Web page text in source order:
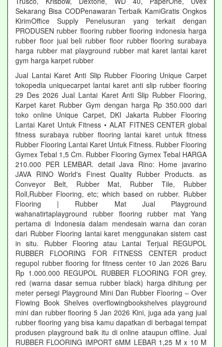
Sekarang Bisa CODPenawaran Terbaik KamiGratis Ongkos
KirimOffice Supply Penelusuran yang terkait dengan
PRODUSEN rubber flooring rubber flooring indonesia harga
rubber floor jual beli rubber floor rubber flooring surabaya
harga rubber mat playground rubber mat karet lantai karet
gym harga karpet rubber
Jual Lantai Karet Anti Slip Rubber Flooring Unique Carpet
tokopedia uniquecarpet lantai karet anti slip rubber flooring
29 Des 2026 Jual Lantai Karet Anti Slip Rubber Flooring,
Karpet karet Rubber Gym dengan harga Rp 350.000 dari
toko online Unique Carpet, DKI Jakarta Rubber Flooring
Lantai Karet Untuk Fitness • ALAT FITNES CENTER global
fitness surabaya rubber flooring lantai karet untuk fitness
Rubber Flooring Lantai Karet Untuk Fitness. Rubber Flooring
Gymex Tebal 1,5 Cm. Rubber Flooring Gymex Tebal HARGA
210.000 PER LEMBAR. detail Java Rino: Home javarino
JAVA RINO World's Finest Quality Rubber Products. as
Conveyor Belt, Rubber Mat, Rubber Tile, Rubber
Roll,Rubber Flooring, etc; which based on rubber. Rubber
Flooring | Rubber Mat Jual Playground
wahanatirtaplayground rubber flooring rubber mat Yang
pertama di Indonesia dalam mendesain warna dan coran
dari Rubber Flooring lantai karet menggunakan sistem cast
in situ. Rubber Flooring atau Lantai Terjual REGUPOL
RUBBER FLOORING FOR FITNESS CENTER product
regupol rubber flooring for fitness center 10 Jan 2026 Baru
Rp 1.000.000 REGUPOL RUBBER FLOORING FOR grey,
red (warna dasar semua rubber black) harga dihitung per
meter persegi Playground Mini Dan Rubber Flooring – Over
Flowing Book Shelves overflowingbookshelves playground
mini dan rubber flooring 5 Jan 2026 Kini, juga ada yang jual
rubber flooring yang bisa kamu dapatkan di berbagai tempat
produsen playground baik itu di online ataupun offline. Jual
RUBBER FLOORING IMPORT 6MM LEBAR 1,25 M x 10 M